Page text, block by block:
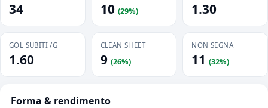
34 10 (29%) 1.30
GOL SUBITI /G
1.60
CLEAN SHEET
9 (26%)
NON SEGNA
11(32%)
Forma & rendimento